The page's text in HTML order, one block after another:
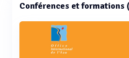
Conférences et formations